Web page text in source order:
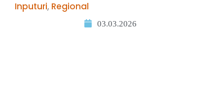
Inputuri, Regional
03.03.2026